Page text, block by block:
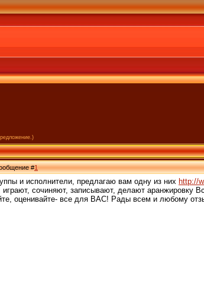
#1
и исполнители, предлагаю вам одну из них http://
играют, сочиняют, записывают, делают аранжировку
оценивайте- все для ВАС! Рады всем и любому